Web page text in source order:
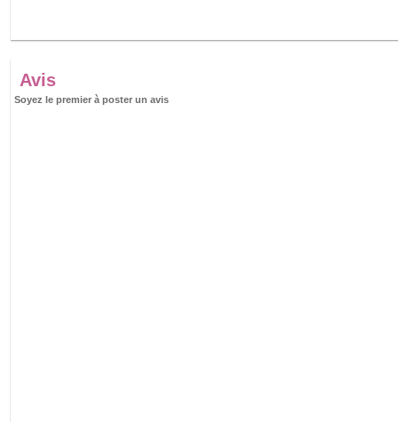
Avis
Soyez le premier à poster un avis